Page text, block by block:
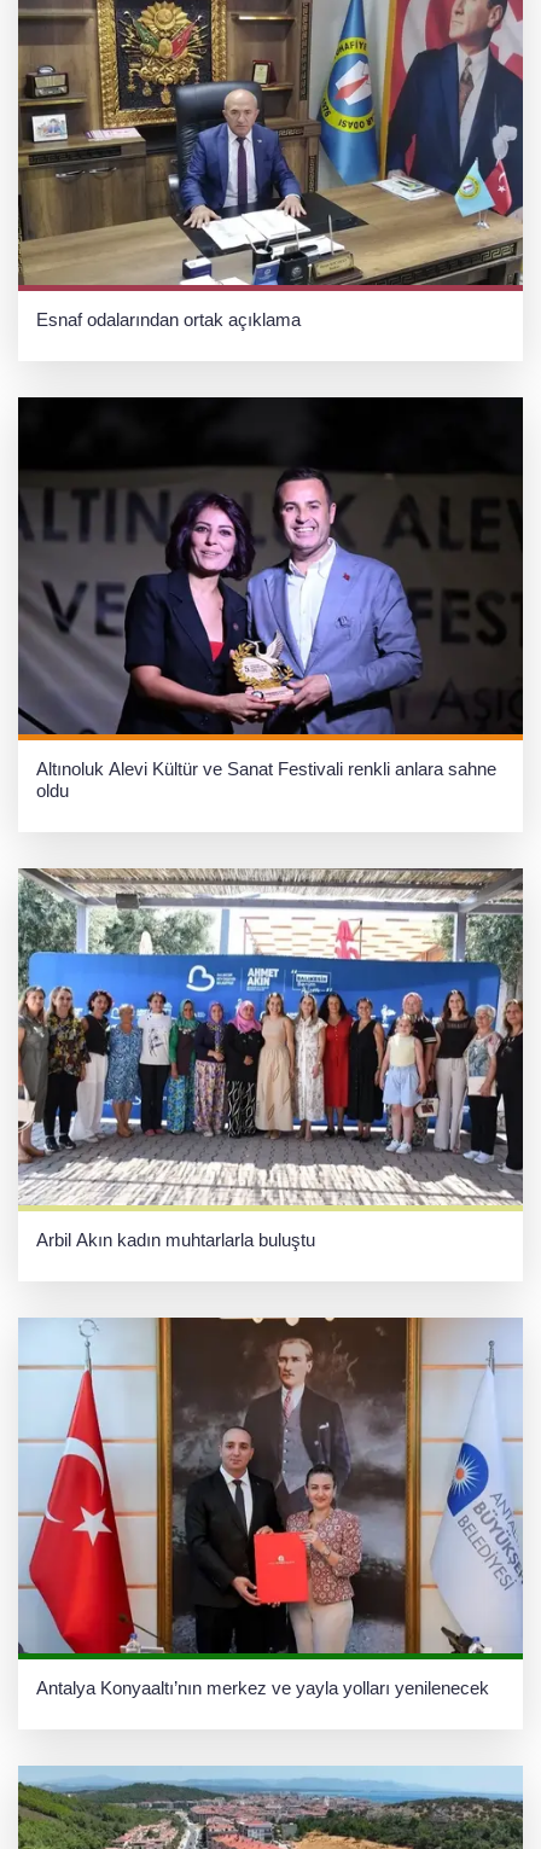
Esnaf odalarından ortak açıklama
Altınoluk Alevi Kültür ve Sanat Festivali renkli anlara sahne
oldu
Arbil Akın kadın muhtarlarla buluştu
Antalya Konyaaltı’nın merkez ve yayla yolları yenilenecek